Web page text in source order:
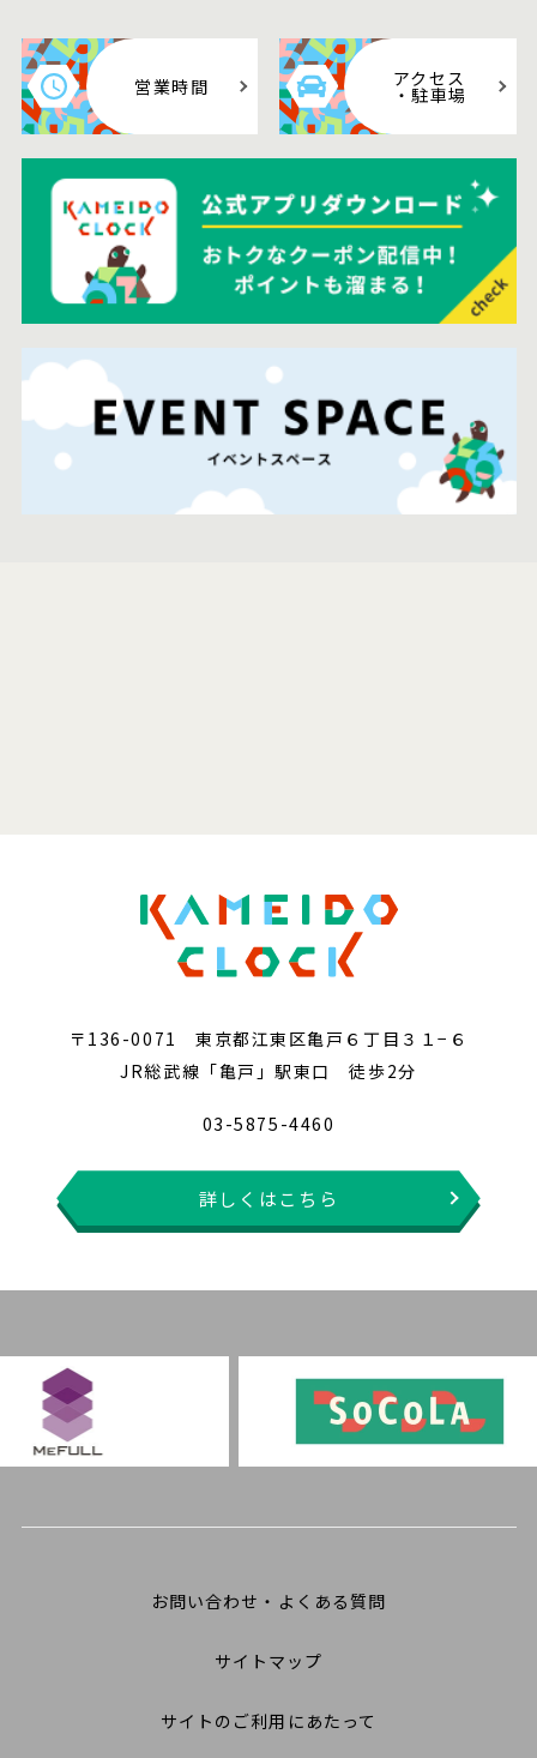
営業時間 アクセス
・駐車場
〒136-0071 東京都江東区亀戸６丁目３１−６
JR総武線「亀戸」駅東口 徒歩2分
03-5875-4460
詳しくはこちら
お問い合わせ・よくある質問
サイトマップ
サイトのご利用にあたって